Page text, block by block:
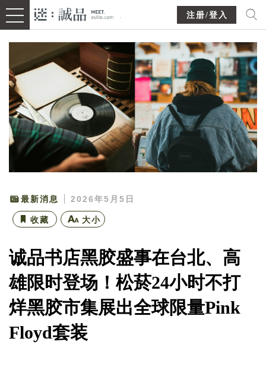
注册/登入
最新消息 2026年5月5日
收藏 大小
诚品书店黑胶盛事在台北、高
雄限时登场！松菸24小时不打
烊黑胶市集展出全球限量Pink
Floyd套装